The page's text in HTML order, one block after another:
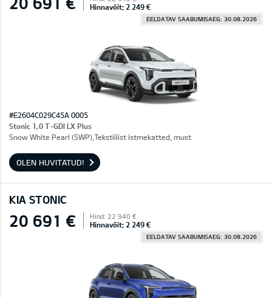
Hinnavõit: 2 249 €
EELDATAV SAABUMISAEG: 30.08.2026
#E2604C029C45A 0005
Stonic 1,0 T-GDI LX Plus
Snow White Pearl (SWP),Tekstiilist istmekatted, must
OLEN HUVITATUD!
KIA STONIC
20 691 € Hind: 22 940 €
Hinnavõit: 2 249 €
EELDATAV SAABUMISAEG: 30.08.2026